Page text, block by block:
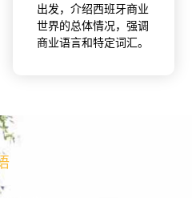
出发，介绍西班牙商业
世界的总体情况，强调
商业语言和特定词汇。